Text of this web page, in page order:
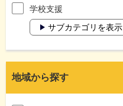
学校支援
サブカテゴリを表示
地域から探す